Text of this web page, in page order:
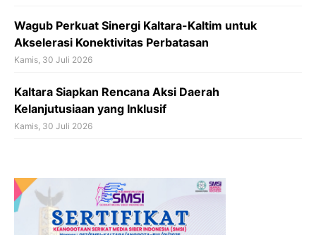
Wagub Perkuat Sinergi Kaltara-Kaltim untuk
Akselerasi Konektivitas Perbatasan
Kamis, 30 Juli 2026
Kaltara Siapkan Rencana Aksi Daerah
Kelanjutusiaan yang Inklusif
Kamis, 30 Juli 2026